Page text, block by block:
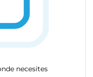
necesites